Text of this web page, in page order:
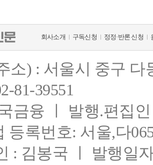
회사소개 구독신청 정정·반론 신청
소) : 서울시 중구
81-39551
금융 ㅣ 발행.편집
등록번호: 서울,다
: 김봉국 ㅣ 발행일